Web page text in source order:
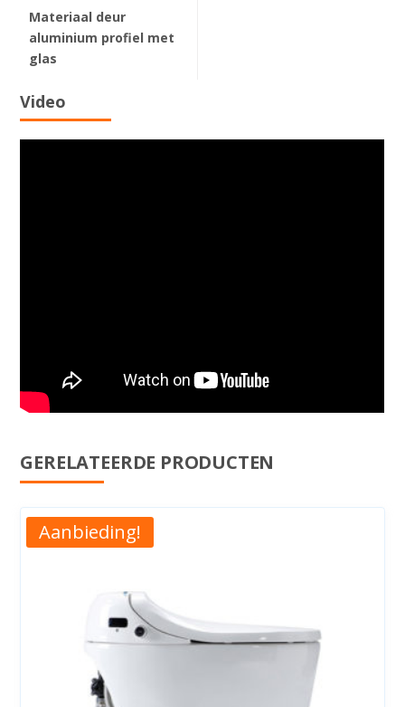
Materiaal deur
aluminium profiel met
glas
Video
GERELATEERDE PRODUCTEN
Aanbieding!